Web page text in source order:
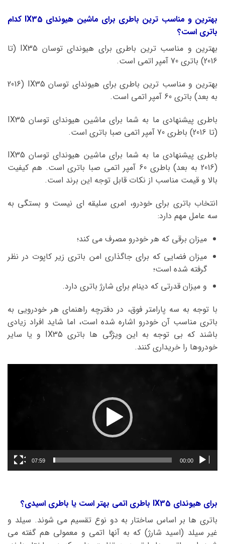
بهترین و مناسب ترین باطری برای ماشین هیوندای IX35 کدام
باتری است؟
بهترین و مناسب ترین باطری برای هیوندای توسان IX35 (تا
2016) باتری 70 آمپر اتمی است.
بهترین و مناسب ترین باطری برای هیوندای توسان IX35 (2016
به بعد) باتری 60 آمپر اتمی است.
باطری پیشنهادی ما به شما برای ماشین هیوندای توسان IX35
(تا 2016) باطری 70 آمپر اتمی صبا باتری است.
باطری پیشنهادی ما به شما برای ماشین هیوندای توسان IX35
(2016 به بعد) باطری 60 آمپر اتمی صبا باتری است. هم کیفیت
بالا و قیمت مناسب از نکات قابل توجه این برند است.
انتخاب باتری برای خودرو، امری سلیقه ای نیست و بستگی به
سه عامل مهم دارد:
میزان برقی که هر خودرو مصرف می کند؛
میزان فضایی که برای جاگذاری امن باتری زیر کاپوت در نظر
گرفته شده است؛
و میزان قدرتی که دینام برای شارژ باتری دارد.
با توجه به سه پارامتر فوق، در دفترچه راهنمای هر خودرویی به
باتری مناسب آن خودرو اشاره شده است، اما شاید افراد زیادی
باشند که بی توجه به این ویژگی ها باتری IX35 و یا سایر
خودروها را خریداری کنند.
00:00
07:59
برای هیوندای IX35 باطری اتمی بهتر است یا باطری اسیدی؟
باتری ها بر اساس ساختار به دو نوع تقسیم می شوند. سیلد و
غیر سیلد (اسید شارژ) که به آنها اتمی و معمولی هم گفته می